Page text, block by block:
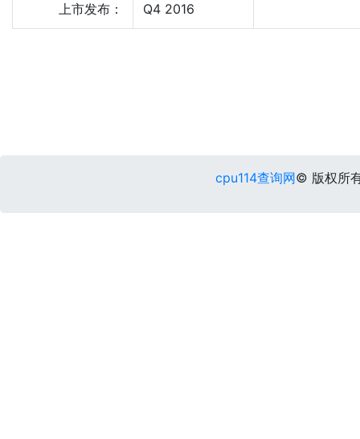
上市发布： Q4 2016
cpu114查询网© 版权所